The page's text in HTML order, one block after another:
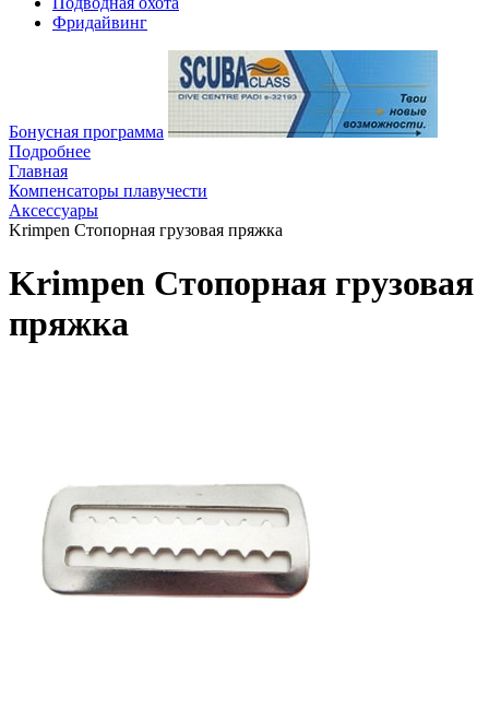
Фридайвинг
Бонусная программа
Подробнее
Главная
Компенсаторы плавучести
Аксессуары
Krimpen Стопорная грузовая пряжка
Krimpen Стопорная грузовая
пряжка